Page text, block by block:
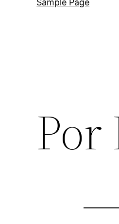
Sample Page